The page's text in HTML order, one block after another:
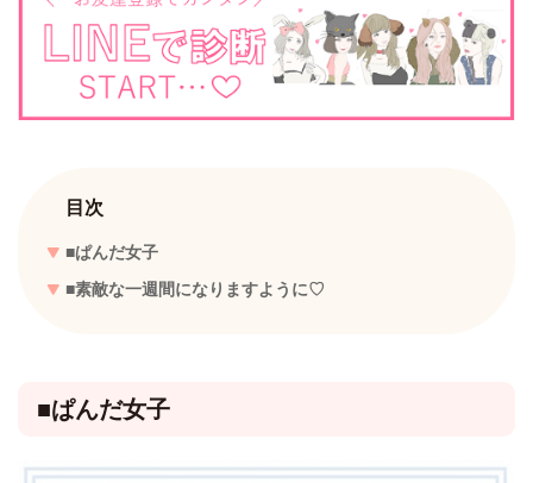
目次
■ぱんだ女子
■素敵な一週間になりますように♡
■ぱんだ女子